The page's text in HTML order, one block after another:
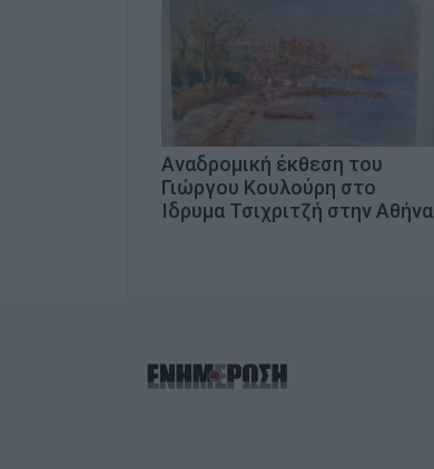
Αναδρομική έκθεση του
Γιώργου Κουλούρη στο
Ίδρυμα Τσιχριτζή στην Αθήνα